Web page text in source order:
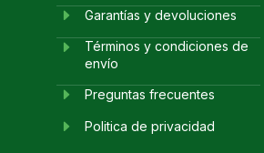
Garantías y devoluciones
Términos y condiciones de
envío
Preguntas frecuentes
Politica de privacidad